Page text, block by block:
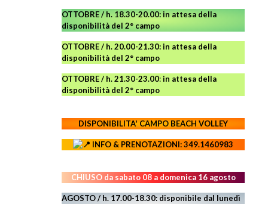
OTTOBRE / h. 18.30-20.00:in attesa della
disponibilità del 2° campo
OTTOBRE / h. 20.00-21.30:in attesa della
disponibilità del 2° campo
OTTOBRE / h. 21.30-23.00:in attesa della
disponibilità del 2° campo
DISPONIBILITA' CAMPOBEACH VOLLEY
INFO & PRENOTAZIONI: 349.1460983
CHIUSO da sabato 08 a domenica 16 agosto
AGOSTO / h. 17.00-18.30: disponibile dal lunedì